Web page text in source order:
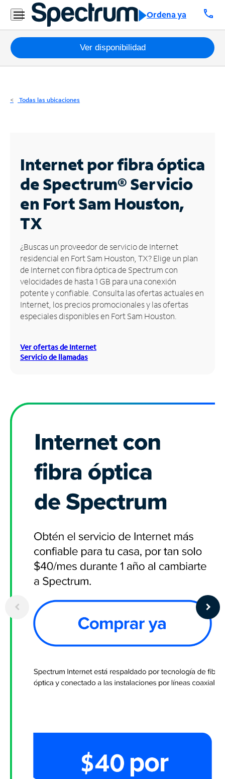
Ordena ya call
Residencial
Business
Paquetes
Internet
Business
Contáctanos
Inglés
Administrar
cuenta
Encuentra
una
tienda
Ver disponibilidad
Todas las ubicaciones
Internet por fibra óptica
de Spectrum®Servicio
en Fort Sam Houston,
TX
¿Buscas un proveedor de servicio de Internet
residencial en Fort Sam Houston, TX? Elige un plan
de Internet con fibra óptica de Spectrum con
velocidades de hasta 1 GB para una conexión
potente y confiable. Consulta las ofertas actuales en
Internet, los precios promocionales y las ofertas
especiales disponibles en Fort Sam Houston.
Ver ofertas de Internet
Servicio de llamadas